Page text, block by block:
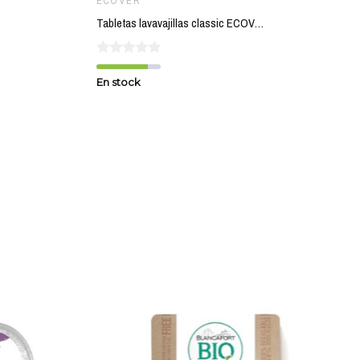
Tabletas lavavajillas classic ECOVER 25 ud
En stock